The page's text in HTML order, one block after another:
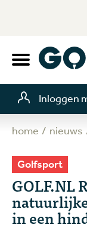
Inloggen
home nieuws
Golfsport
GOLF.NL
in een